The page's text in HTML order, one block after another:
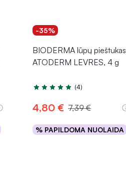
-35%
BIODERMA lūpų pieštukas
ATODERM LEVRES, 4 g
Įvertinimas 5.0 iš 5
(4)
4,80 € 7,39 €
% PAPILDOMA NUOLAIDA
Į krepšelį